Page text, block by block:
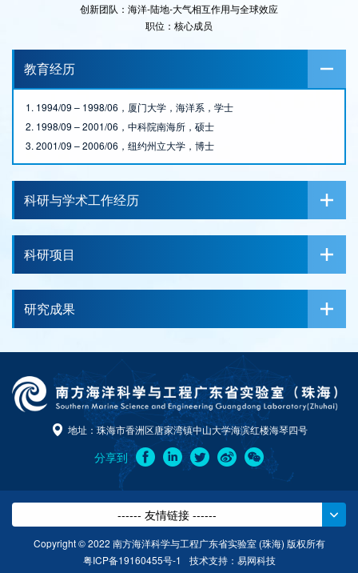
创新团队：海洋-陆地-大气相互作用与全球效应
职位：核心成员
教育经历
1. 1994/09 – 1998/06，厦门大学，海洋系，学士
2. 1998/09 – 2001/06，中科院南海所，硕士
3. 2001/09 – 2006/06，纽约州立大学，博士
科研与学术工作经历
科研项目
研究成果
地址：珠海市香洲区唐家湾镇中山大学海滨红楼海琴四号
分享到
------ 友情链接 ------
Copyright © 2022 南方海洋科学与工程广东省实验室 (珠海) 版权所有
粤ICP备19160455号-1
技术支持： 易网科技